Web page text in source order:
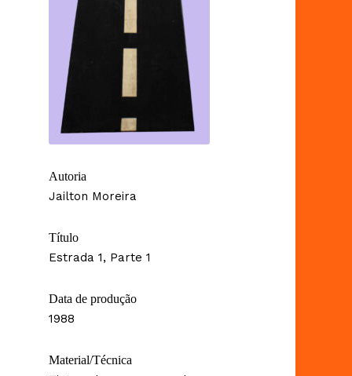
Autoria
Jailton Moreira
Título
Estrada 1, Parte 1
Data de produção
1988
Material/Técnica